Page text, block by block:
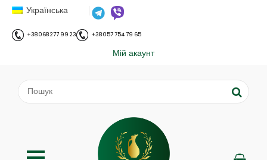
Українська
+38 068 277 99 23 +38 057 754 79 65
Мій акаунт